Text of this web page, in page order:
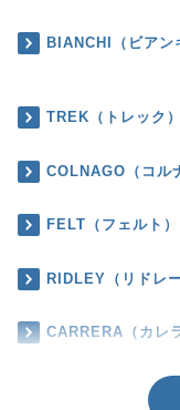
BIANCHI（ビアン
TREK（トレック）
COLNAGO（コル
FELT（フェルト）
RIDLEY（リドレー
CARRERA（カレ